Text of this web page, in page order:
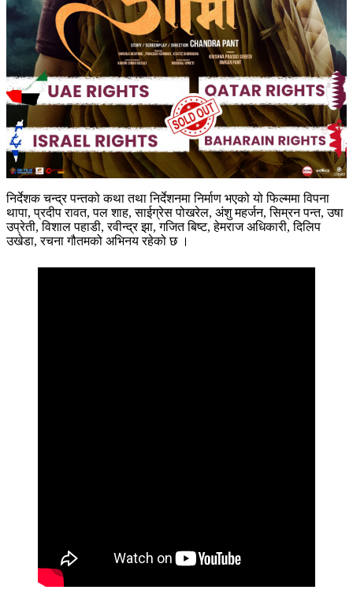
निर्देशक चन्द्र पन्तको कथा तथा निर्देशनमा निर्माण भएको यो फिल्ममा विपना
थापा, प्रदीप रावत, पल शाह, साईग्रेस पोखरेल, अंशु महर्जन, सिम्रन पन्त, उषा
उप्रेती, विशाल पहाडी, रवीन्द्र झा, गजित बिष्ट, हेमराज अधिकारी, दिलिप
उखेडा, रचना गौतमको अभिनय रहेको छ ।